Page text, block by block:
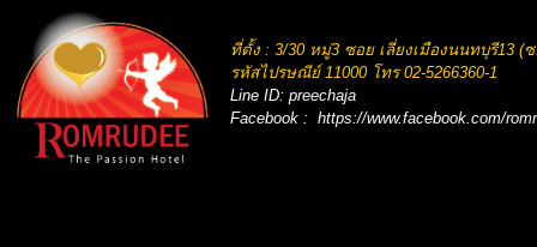
ที่ตั้ง : 3/30 หมู่3 ซอย เลี่ยงเมืองนนทบุรี13
รหัสไปรษณีย์ 11000 โทร 02-5266360-1
Line ID: preechaja
Facebook : https://www.facebook.com/